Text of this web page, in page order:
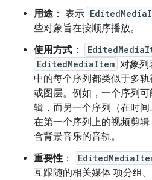
用途 ： 表示
些对象旨在按顺序播放。
使用方式 ：
EditedMediaItem 对象列
中的每个序列都类似于多
或图层。例如，一个序列
辑，而另一个序列（在时
在第一个序列上的视频剪
含背景音乐的音轨。
重要性 ：
互跟随的相关媒体 项分组